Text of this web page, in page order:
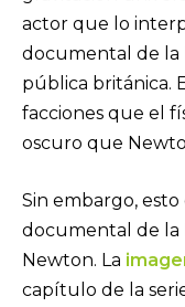
actor que lo
documental de la
pública británica.
facciones que el
oscuro que
Sin embargo, esto
documental de la
Newton. La
capítulo de la